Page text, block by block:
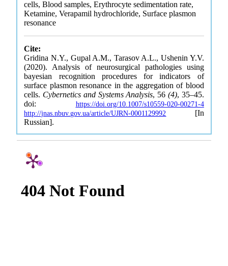
cells, Blood samples, Erythrocyte sedimentation rate,
Ketamine, Verapamil hydrochloride, Surface plasmon
resonance
Cite:
Gridina N.Y., Gupal A.M., Tarasov A.L., Ushenin Y.V.
(2020). Analysis of neurosurgical pathologies using
bayesian recognition procedures for indicators of
surface plasmon resonance in the aggregation of blood
cells. Cybernetics and Systems Analysis, 56 (4), 35–45.
doi: https://doi.org/10.1007/s10559-020-00271-4
http://jnas.nbuv.gov.ua/article/UJRN-0001129992 [In
Russian].